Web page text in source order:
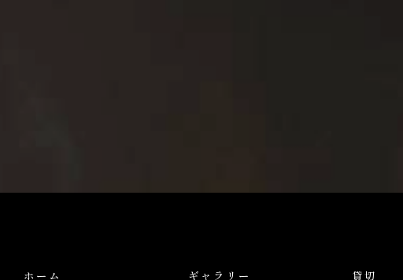
ホーム ギャラリー 貸切